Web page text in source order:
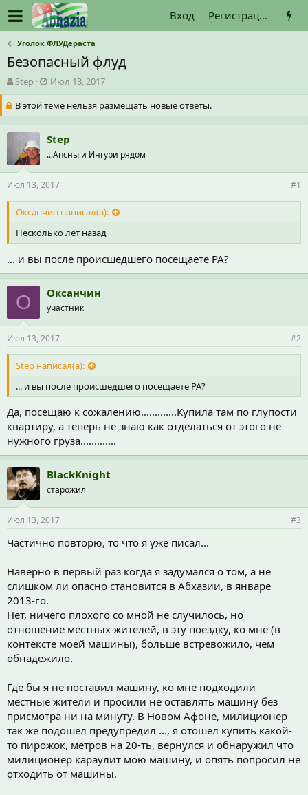
Вход Регистрация
Уголок ФЛУДераста
Безопасный флуд
А
в
т
о
р
е
м
Step
Д
а
т
а
а
ч
л
а
Июл 13, 2017
В этой теме нельзя размещать новые ответы.
Step
...Апсны и Ингури рядом
Июл 13, 2017 #1
Оксанчин написал(а):
Несколько лет назад
... и вы после происшедшего посещаете РА?
О Оксанчин
участник
Июл 13, 2017 #2
Step написал(а):
... и вы после происшедшего посещаете РА?
Да, посещаю к сожалению.............Купила там по глупости
квартиру, а теперь не знаю как отделаться от этого не
нужного груза.............
BlackKnight
старожил
Июл 13, 2017 #3
Частично повторю, то что я уже писал...
Наверно в первый раз когда я задумался о том, а не
слишком ли опасно становится в Абхазии, в январе
2013-го.
Нет, ничего плохого со мной не случилось, но
отношение местных жителей, в эту поездку, ко мне (в
контексте моей машины), больше встревожило, чем
обнадежило.
Где бы я не поставил машину, ко мне подходили
местные жители и просили не оставлять машину без
присмотра ни на минуту. В Новом Афоне, милиционер
так же подошел предупредил ..., я отошел купить какой-
то пирожок, метров на 20-ть, вернулся и обнаружил что
милиционер караулит мою машину, и опять попросил не
отходить от машины.